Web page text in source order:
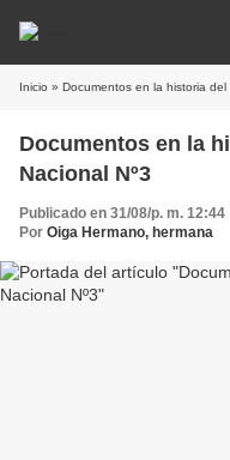
Inicio » Documentos en la historia del
Documentos en la
Nacional Nº3
Publicado en 31/08/p. m. 12:44
Por Oiga Hermano, hermana